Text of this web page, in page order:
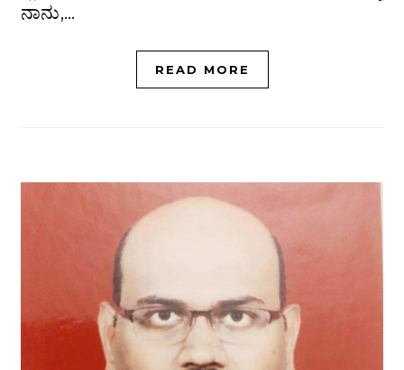
ನಾನು,…
READ MORE